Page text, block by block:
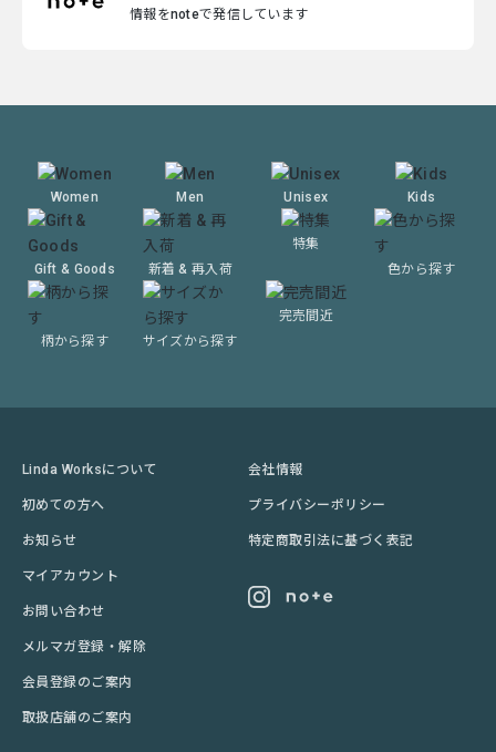
情報をnoteで発信しています
Women Men Unisex Kids
Gift & Goods 新着 & 再入荷
特集
色から探す
柄から探す サイズから探す
完売間近
Linda Worksについて
初めての方へ
お知らせ
マイアカウント
お問い合わせ
メルマガ登録・解除
会員登録のご案内
取扱店舗のご案内
会社情報
プライバシーポリシー
特定商取引法に基づく表記